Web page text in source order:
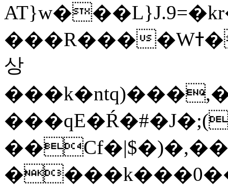
���R����Wߙ���o�O���ӯ��������?
상